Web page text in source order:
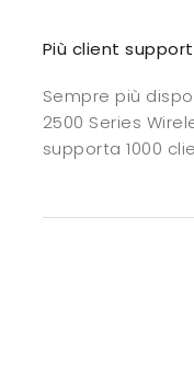
Più client
Sempre più
2500 Series
supporta 1000